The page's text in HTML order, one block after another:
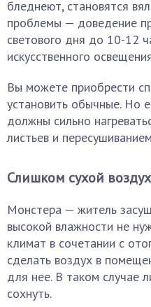
бледнеют, становятся
проблемы — доведение
светового дня до 10-12
искусственного
Вы можете приобрести
установить обычные. Но
должны сильно
листьев и
Слишком сухой воздух
Монстера — житель
высокой влажности не
климат в сочетании с
сделать воздух в
для нее. В таком случае
сохнуть.